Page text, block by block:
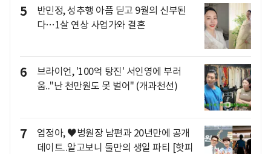
5
반민정, 성추행 아픔 딛고 9월의 신부된
다…1살 연상 사업가와 결혼
6
브라이언, '100억 탕진' 서인영에 부러
움.."난 천만원도 못 벌어" (개과천선)
7
염정아, ♥병원장 남편과 20년만에 공개
데이트..알고보니 둘만의 생일 파티 [핫피